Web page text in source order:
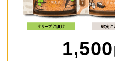
1,500